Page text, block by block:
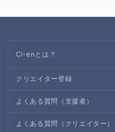
Ci-enとは？
クリエイター登録
よくある質問（支援者）
よくある質問（クリエイター）